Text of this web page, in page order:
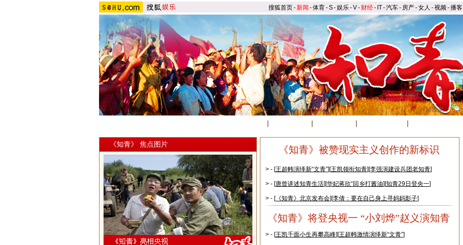
搜狐首页-新闻 -体育-S-娱乐-V- 财经- IT-汽车- 房产-女人 -视频-播客
转发至：
| | | |
《知青》 焦点图片 《知青》被赞现实主义创作的新标识
> - [王超帏演绎新“文青”][王凯领衔知青][李强演建设兵团老知青]
> - [唐曾讲述知青生活][华妃蒋欣“回乡打酱油][知青29日登央一]
> - [《知青》北京发布会][李倩：要在自己身上寻妈妈影子]
《知青》将登央视一 “小刘烨”赵义演知青
> - [王凯千面小生再攀高峰][王超帏激情演绎新“文青”]